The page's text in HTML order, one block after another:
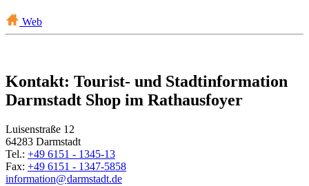
Web
Kontakt: Tourist- und Stadtinformation
Darmstadt Shop im Rathausfoyer
Luisenstraße 12
64283 Darmstadt
Tel.: +49 6151 - 1345-13
Fax: +49 6151 - 1347-5858
information@darmstadt.de